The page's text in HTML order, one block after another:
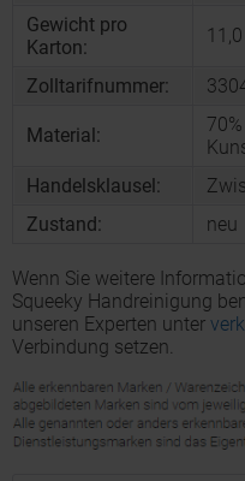
Gewicht pro
Karton:
Zolltarifnummer:
Material:
Handelsklausel:
Zustand:
neu
Wenn Sie weitere
Squeeky Handreinigung
unseren Experten unter
Verbindung setzen.